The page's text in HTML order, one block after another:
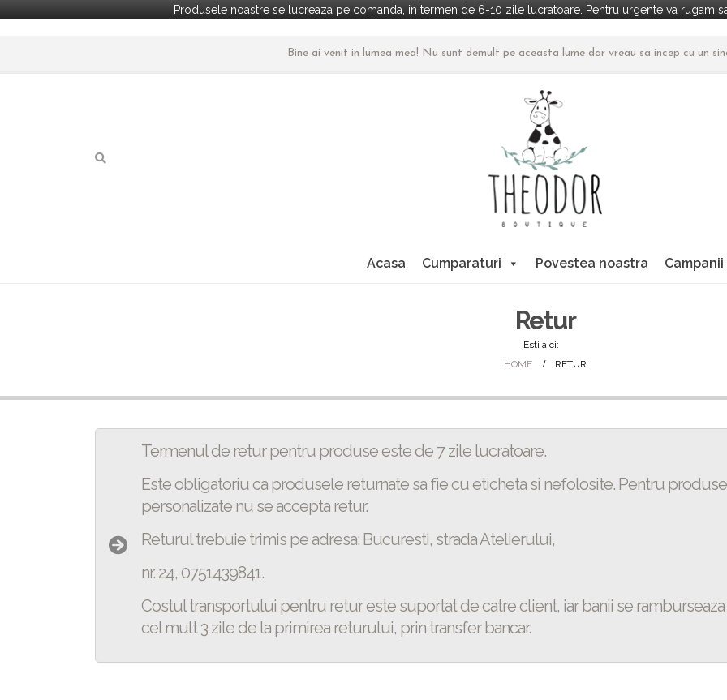
Produsele noastre se lucreaza pe comanda, in termen de 6-10 zile lucratoare. Pentru urgente va rugam
Bine ai venit in lumea mea! Nu sunt demult pe aceasta lume dar vreau sa incep cu un
Acasa Cumparaturi Povestea noastra Campanii
Retur
Esti aici:
HOME
RETUR
Termenul de retur pentru produse este de 7 zile lucratoare.
Este obligatoriu ca produsele returnate sa fie cu eticheta si nefolosite. Pentru
personalizate nu se accepta retur.
Returul trebuie trimis pe adresa: Bucuresti, strada Atelierului,
nr. 24, 0751439841.
Costul transportului pentru retur este suportat de catre client, iar banii se ramburseaza
cel mult 3 zile de la primirea returului, prin transfer bancar.